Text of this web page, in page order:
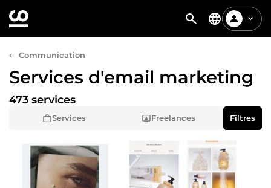
Communication
Services d'email marketing
Services Freelances
473 services
Filtres